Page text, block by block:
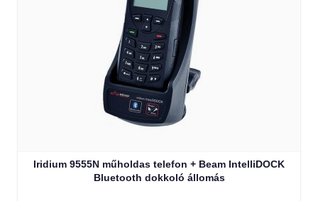
Iridium 9555N műholdas telefon + Beam IntelliDOCK
Bluetooth dokkoló állomás
The price depends on the options chosen on the product